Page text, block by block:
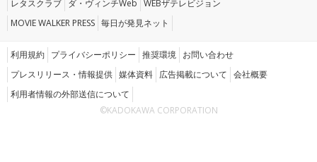
レタスクラブ ダ・ヴィンチWeb WEBザテレビジョン
MOVIE WALKER PRESS 毎日が発見ネット
利用規約 プライバシーポリシー 推奨環境 お問い合わせ
プレスリリース・情報提供 媒体資料 広告掲載について 会社概要
利用者情報の外部送信について
©KADOKAWA CORPORATION